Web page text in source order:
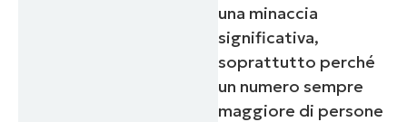
una minaccia
significativa,
soprattutto perché
un numero sempre
maggiore di persone